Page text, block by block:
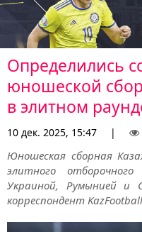
Определились
юношеской
в элитном
10 дек. 2025, 15:47 |
Юношеская сборная
элитного
Украиной, Румынией и
корреспондент